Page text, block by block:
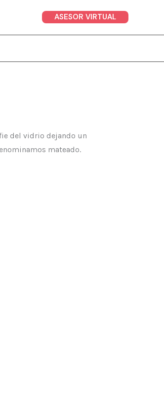
ASESOR VIRTUAL
del vidrio dejando un
mateado.